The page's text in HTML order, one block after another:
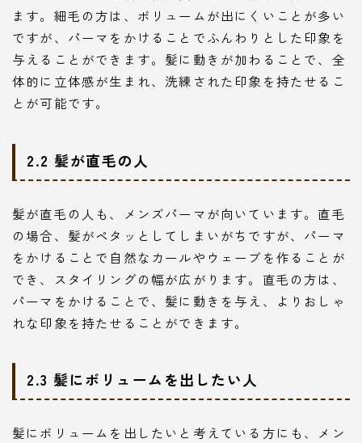
ます。細毛の方は、ボリュームが出にくいことが多い
ですが、パーマをかけることでふんわりとした印象を
与えることができます。髪に動きが加わることで、全
体的に立体感が生まれ、洗練された印象を持たせるこ
とが可能です。
2.2 髪が直毛の人
髪が直毛の人も、メンズパーマが向いています。直毛
の場合、髪がペタッとしてしまいがちですが、パーマ
をかけることで自然なカールやウェーブを作ることが
でき、スタイリングの幅が広がります。直毛の方は、
パーマをかけることで、髪に動きを与え、よりおしゃ
れな印象を持たせることができます。
2.3 髪にボリュームを出したい人
髪にボリュームを出したいと考えている方にも、メン